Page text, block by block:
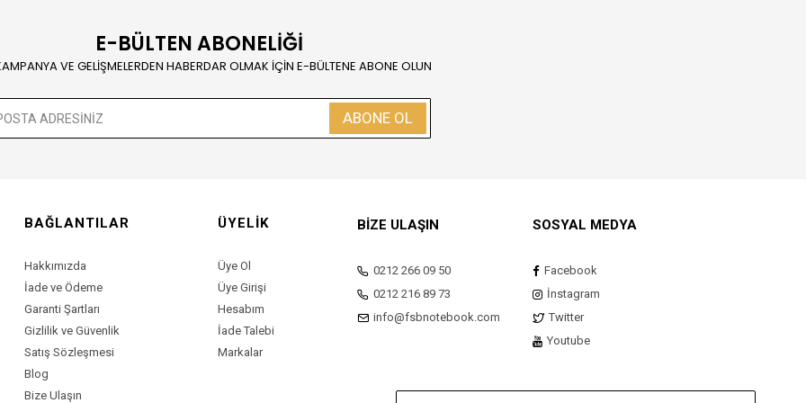
E-BÜLTEN ABONELİĞİ
VE GELİŞMELERDEN HABERDAR OLMAK İÇİN E-BÜLTENE ABONE OLUN
ABONE OL
BAĞLANTILAR
Hakkımızda
İade ve Ödeme
Garanti Şartları
Gizlilik ve Güvenlik
Satış Sözleşmesi
Blog
Bize Ulaşın
ÜYELİK
Üye Ol
Üye Girişi
Hesabım
İade Talebi
Markalar
BİZE ULAŞIN
0212 266 09 50
0212 216 89 73
info@fsbnotebook.com
SOSYAL MEDYA
Facebook
İnstagram
Twitter
Youtube